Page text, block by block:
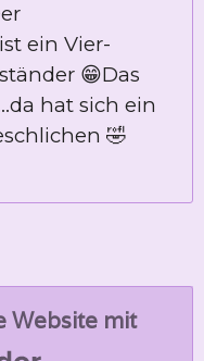
ein Vier-
😁Das
hat sich ein
🤣
Website mit